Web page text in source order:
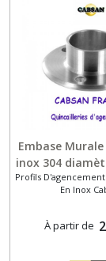
Embase
inox 304
Profils
En Inox
À partir de